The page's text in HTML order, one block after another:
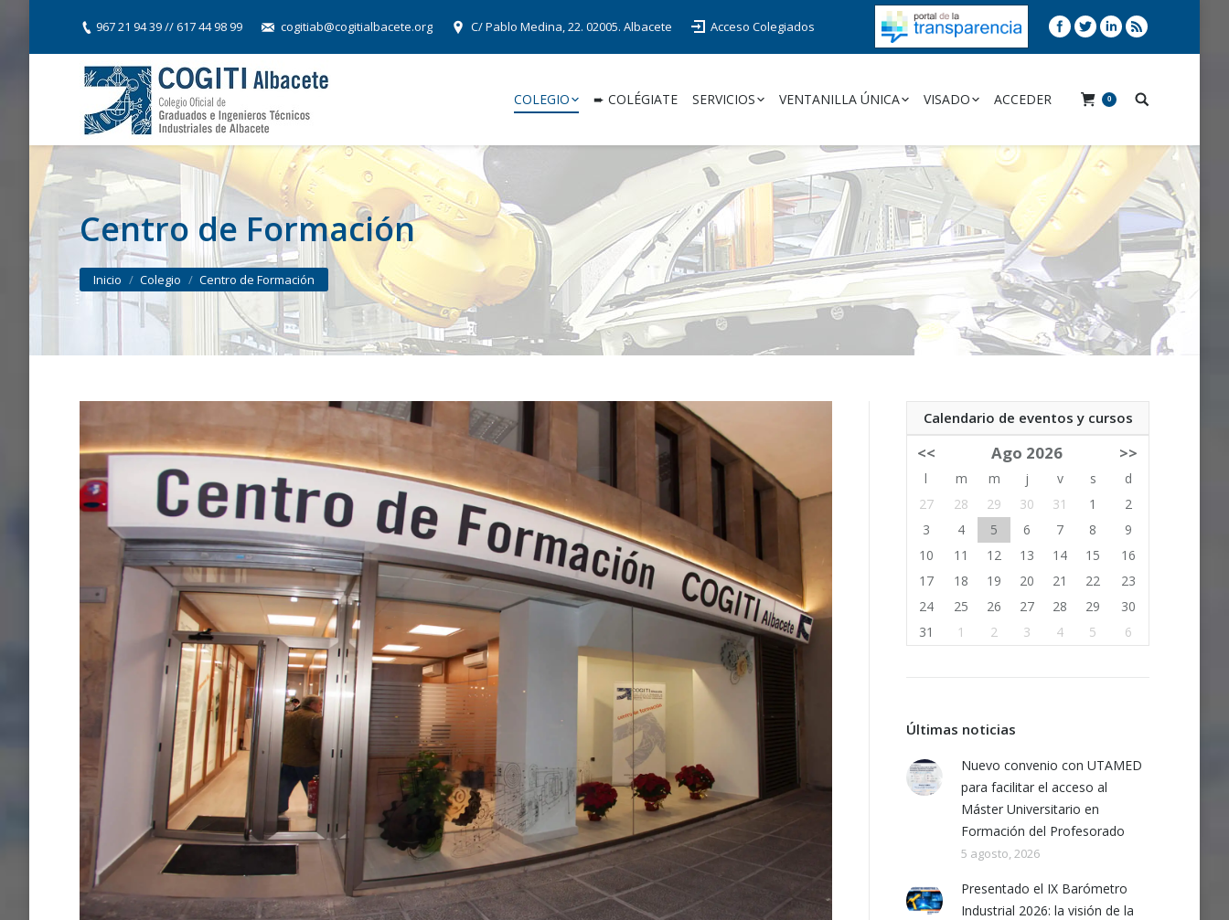
967 21 94 39 // 617 44 98 99 cogitiab@cogitialbacete.org C/ Pablo Medina, 22. 02005. Albacete Acceso Colegiados
COLEGIO ➨ COLÉGIATE SERVICIOS VENTANILLA ÚNICA VISADO ACCEDER 0
Centro de Formación
You are here:
Inicio Colegio Centro de Formación
Calendario de eventos y cursos
<< Ago 2026 >>
l m m j v s
d
27
28 29 30 31 1
2
3
4 5 6 7 8
9
10
11 12 13 14 15
16
17
18 19 20 21 22
23
24
25 26 27 28 29
30
31
1 2 3 4 5 6
Últimas noticias
Nuevo convenio con UTAMED
para facilitar el acceso al
Máster Universitario en
Formación del Profesorado
5 agosto, 2026
Presentado el IX Barómetro
Industrial 2026: la visión de la